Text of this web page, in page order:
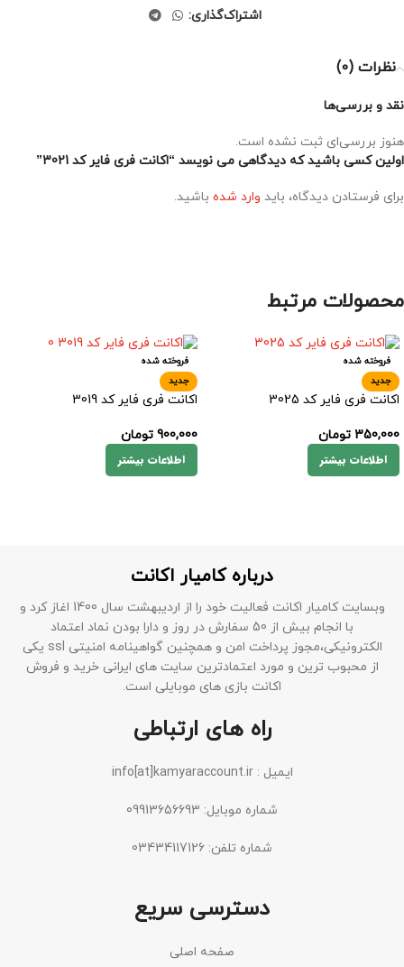
اشتراک‌گذاری:
نظرات (0)
نقد و بررسی‌ها
هنوز بررسی‌ای ثبت نشده است.
اولین کسی باشید که دیدگاهی می نویسد “اکانت فری فایر کد 3021”
برای فرستادن دیدگاه، باید وارد شده باشید.
محصولات مرتبط
فروخته شده
جدید
اکانت فری فایر کد 3025
350,000 تومان
اطلاعات بیشتر
فروخته شده
جدید
اکانت فری فایر کد 3019
900,000 تومان
اطلاعات بیشتر
درباره کامیار اکانت
وبسایت کامیار اکانت فعالیت خود را از اردیبهشت سال 1400 اغاز کرد و
با انجام بیش از 50 سفارش در روز و دارا بودن نماد اعتماد
الکترونیکی،مجوز پرداخت امن و همچنین گواهینامه امنیتی ssl یکی
از محبوب ترین و مورد اعتمادترین سایت های ایرانی خرید و فروش
اکانت بازی های موبایلی است.
راه های ارتباطی
ایمیل : info[at]kamyaraccount.ir
شماره موبایل: 09913656693
شماره تلفن: 03434117126
دسترسی سریع
صفحه اصلی